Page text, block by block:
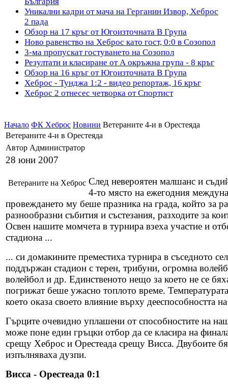
Уникални кадри от мача на Герганин Извор, Хеброс
2 пада
Обзор на 17 кръг от Югоизточната В Група
Ново равенство на Хеброс като гост, 0:0 в Созопол
3-ма пропускат гостуването на Созопол
Резултати и класиране от А окръжна група - 8 кръг
Обзор на 16 кръг от Югоизточната В Група
Хеброс - Тунджа 1:2 - видео репортаж, 16 кръг
Хеброс 2 отнесес четворка от Спортист
Начало ФК Хеброс Новини Ветераните 4-и в Орестеяда
Ветераните 4-и в Орестеяда
Автор Администратор
28 юни 2007
Ветераните на Хеброс След невероятен малшанс и
4-то място на ежегодния
провеждането му беше празника на града, който за
разнообразни събития и състезания, разходите за
Освен нашите момчета в турнира взеха участие и
стадиона ...
... си домакините преместиха турнира в съседното
поддържан стадион с терен, трибуни, огромна
волейбол и др. Единственото нещо за което не се
погрижат беше ужасно топлото време.
което оказа своето влияние върху дееспособността
Гърците очевидно уплашени от способностите на
може поне един гръцки отбор да се класира на
срещу Хеброс и Орестеада срещу Висса. Двубоите
изпълняваха дузпи.
Висса - Орестеада 0:1